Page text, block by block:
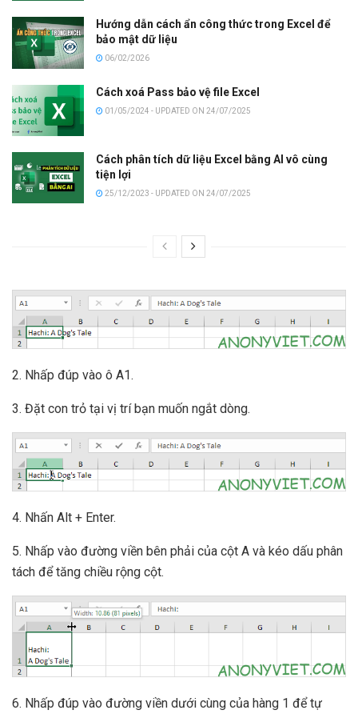
Hướng dẫn cách ẩn công thức trong Excel để
bảo mật dữ liệu
06/02/2026
Cách xoá Pass bảo vệ file Excel
01/05/2024 - UPDATED ON 24/07/2025
Cách phân tích dữ liệu Excel bằng AI vô cùng
tiện lợi
25/12/2023 - UPDATED ON 24/07/2025
2. Nhấp đúp vào ô A1.
3. Đặt con trỏ tại vị trí bạn muốn ngắt dòng.
4. Nhấn Alt + Enter.
5. Nhấp vào đường viền bên phải của cột A và kéo dấu phân
tách để tăng chiều rộng cột.
6. Nhấp đúp vào đường viền dưới cùng của hàng 1 để tự